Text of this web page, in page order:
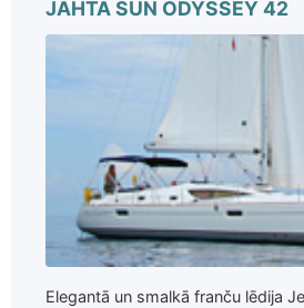
JAHTA SUN ODYSSEY 42
Elegantā un smalkā franču lēdija